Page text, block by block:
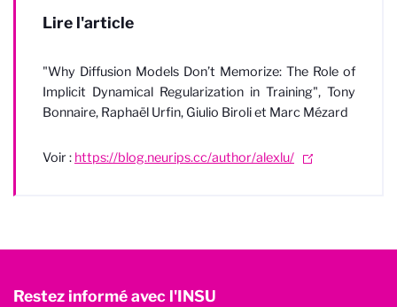
Lire l'article
"Why Diffusion Models Don’t Memorize: The Role of
Implicit Dynamical Regularization in Training", Tony
Bonnaire, Raphaël Urfin, Giulio Biroli et Marc Mézard
Voir : https://blog.neurips.cc/author/alexlu/
Restez informé avec l'INSU